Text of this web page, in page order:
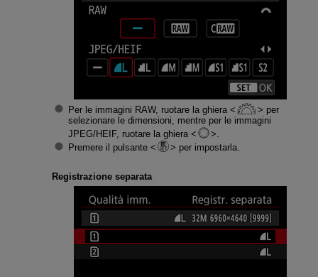
Per le immagini RAW, ruotare la ghiera
per
selezionare le dimensioni, mentre per le immagini
JPEG/HEIF, ruotare la ghiera
.
Premere il pulsante
per impostarla.
Registrazione separata